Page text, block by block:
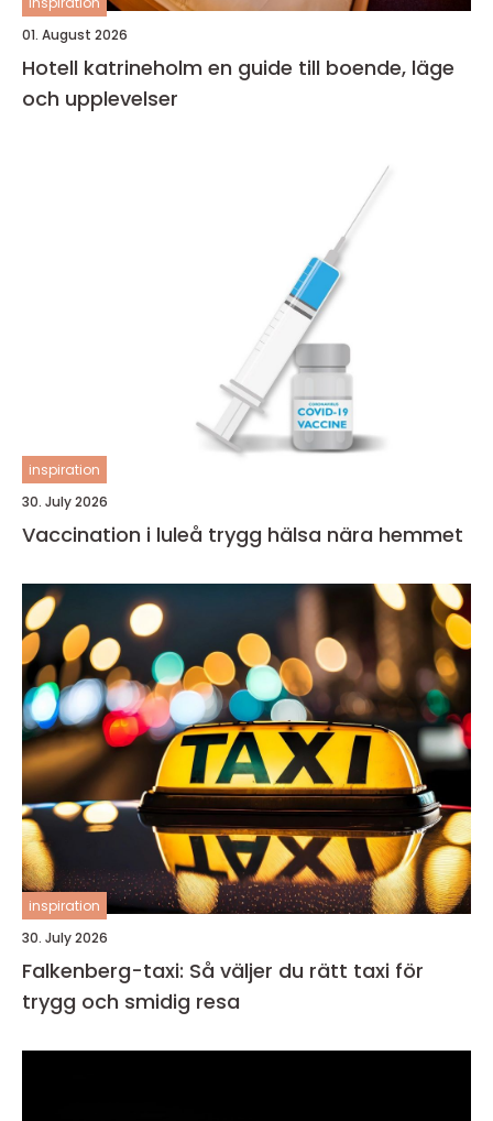
01. August 2026
Hotell katrineholm en guide till boende, läge
och upplevelser
inspiration
30. July 2026
Vaccination i luleå trygg hälsa nära hemmet
inspiration
30. July 2026
Falkenberg-taxi: Så väljer du rätt taxi för
trygg och smidig resa